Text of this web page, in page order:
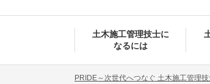
土木施工管理技士に
なるには
PRIDE～次世代へつなぐ 土木施工管理